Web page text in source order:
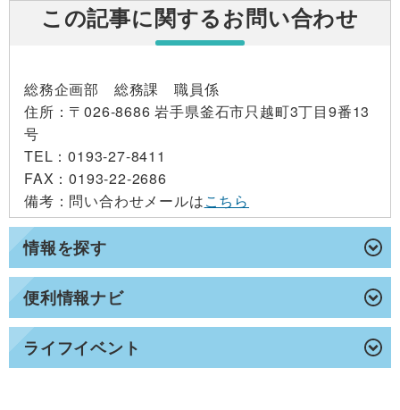
情報を探す
便利情報ナビ
ライフイベント
この記事に関するお問い合わせ
総務企画部 総務課 職員係
住所 ：〒026-8686 岩手県釜石市只越町3丁目9番13
号
TEL ：0193-27-8411
FAX ：0193-22-2686
備考 ：問い合わせメールはこちら